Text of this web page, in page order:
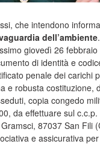
che intendono
dell’ambiente
giovedì 26
di identità e
penale dei carichi
e robusta costituzione,
copia congedo
da effettuare sul
87037 San Fili
e assicurativa per